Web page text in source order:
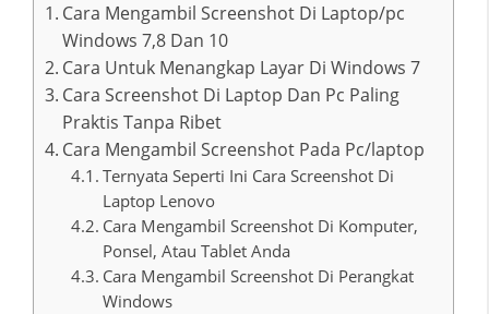
Cara Mengambil Screenshot Di Laptop/pc
Windows 7,8 Dan 10
Cara Untuk Menangkap Layar Di Windows 7
Cara Screenshot Di Laptop Dan Pc Paling
Praktis Tanpa Ribet
Cara Mengambil Screenshot Pada Pc/laptop
Ternyata Seperti Ini Cara Screenshot Di
Laptop Lenovo
Cara Mengambil Screenshot Di Komputer,
Ponsel, Atau Tablet Anda
Cara Mengambil Screenshot Di Perangkat
Windows